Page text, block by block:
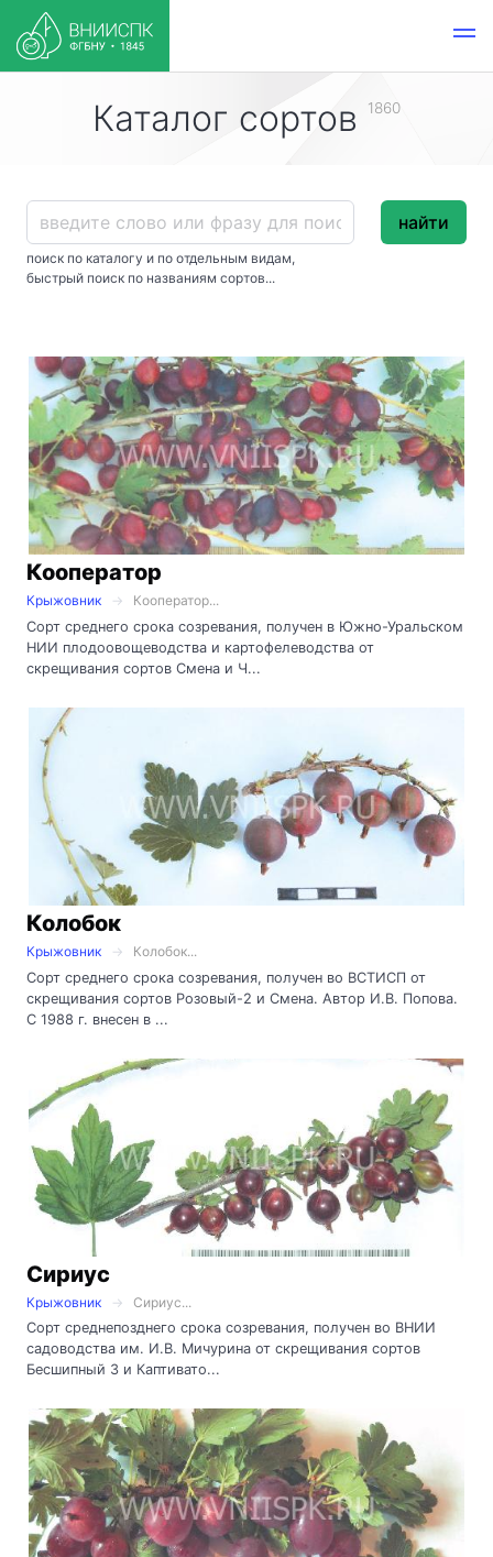
Каталог сортов 1860
поиск по каталогу и по отдельным видам,
быстрый поиск по названиям сортов...
найти
Кооператор
Крыжовник
Кооператор...
Сорт среднего срока созревания, получен в Южно-Уральском
НИИ плодоовощеводства и картофелеводства от
скрещивания сортов Смена и Ч...
Колобок
Крыжовник
Колобок...
Сорт среднего срока созревания, получен во ВСТИСП от
скрещивания сортов Розовый-2 и Смена. Автор И.В. Попова.
С 1988 г. внесен в ...
Сириус
Крыжовник
Сириус...
Сорт среднепозднего срока созревания, получен во ВНИИ
садоводства им. И.В. Мичурина от скрещивания сортов
Бесшипный 3 и Каптивато...